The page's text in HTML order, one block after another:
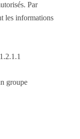
Par
les informations
groupe